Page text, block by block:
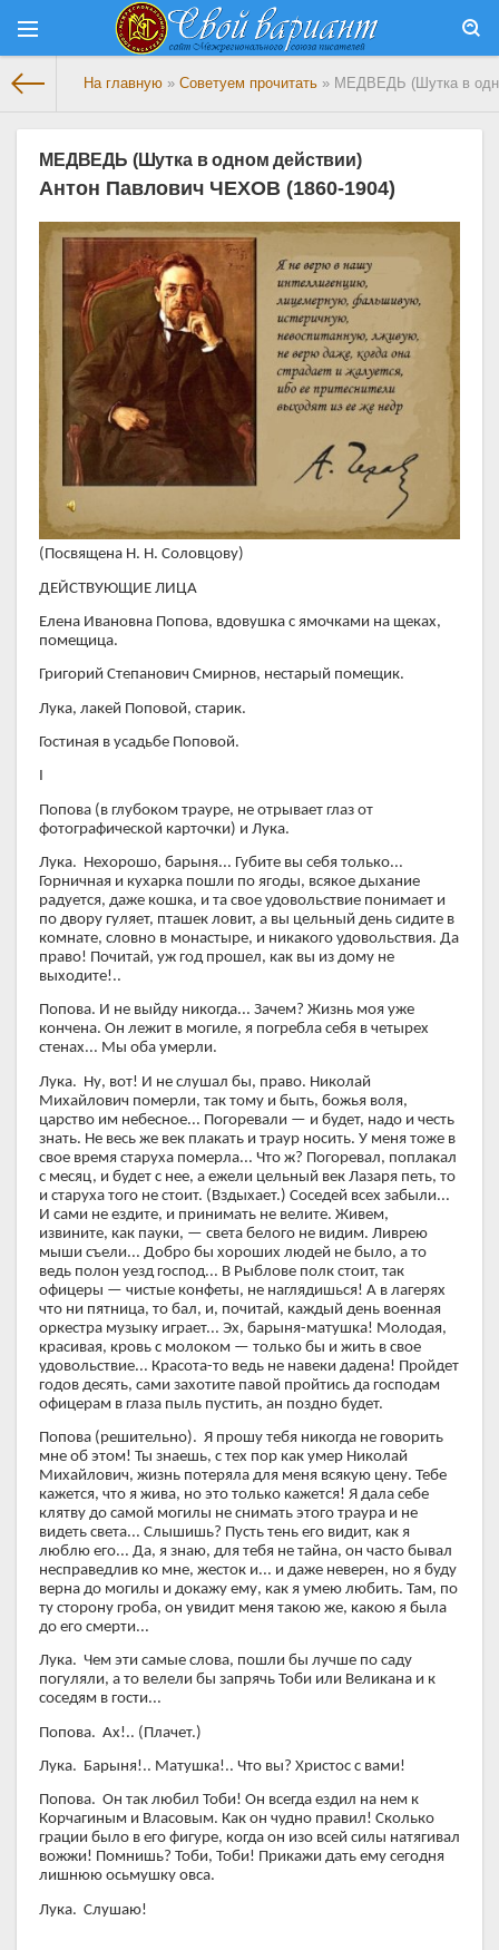
На главную » Советуем прочитать » МЕДВЕДЬ (Шутка в
МЕДВЕДЬ (Шутка в одном действии)
Антон Павлович ЧЕХОВ (1860-1904)
(Посвящена Н. Н. Соловцову)
ДЕЙСТВУЮЩИЕ ЛИЦА
Елена Ивановна Попова, вдовушка с ямочками на щеках,
помещица.
Григорий Степанович Смирнов, нестарый помещик.
Лука, лакей Поповой, старик.
Гостиная в усадьбе Поповой.
I
Попова (в глубоком трауре, не отрывает глаз от
фотографической карточки) и Лука.
Лука. Нехорошо, барыня... Губите вы себя только...
Горничная и кухарка пошли по ягоды, всякое дыхание
радуется, даже кошка, и та свое удовольствие понимает и
по двору гуляет, пташек ловит, а вы цельный день сидите в
комнате, словно в монастыре, и никакого удовольствия. Да
право! Почитай, уж год прошел, как вы из дому не
выходите!..
Попова. И не выйду никогда... Зачем? Жизнь моя уже
кончена. Он лежит в могиле, я погребла себя в четырех
стенах... Мы оба умерли.
Лука. Ну, вот! И не слушал бы, право. Николай
Михайлович померли, так тому и быть, божья воля,
царство им небесное... Погоревали — и будет, надо и честь
знать. Не весь же век плакать и траур носить. У меня тоже в
свое время старуха померла... Что ж? Погоревал, поплакал
с месяц, и будет с нее, а ежели цельный век Лазаря петь, то
и старуха того не стоит. (Вздыхает.) Соседей всех забыли...
И сами не ездите, и принимать не велите. Живем,
извините, как пауки, — света белого не видим. Ливрею
мыши съели... Добро бы хороших людей не было, а то
ведь полон уезд господ... В Рыблове полк стоит, так
офицеры — чистые конфеты, не наглядишься! А в лагерях
что ни пятница, то бал, и, почитай, каждый день военная
оркестра музыку играет... Эх, барыня-матушка! Молодая,
красивая, кровь с молоком — только бы и жить в свое
удовольствие... Красота-то ведь не навеки дадена! Пройдет
годов десять, сами захотите павой пройтись да господам
офицерам в глаза пыль пустить, ан поздно будет.
Попова (решительно). Я прошу тебя никогда не говорить
мне об этом! Ты знаешь, с тех пор как умер Николай
Михайлович, жизнь потеряла для меня всякую цену. Тебе
кажется, что я жива, но это только кажется! Я дала себе
клятву до самой могилы не снимать этого траура и не
видеть света... Слышишь? Пусть тень его видит, как я
люблю его... Да, я знаю, для тебя не тайна, он часто бывал
несправедлив ко мне, жесток и... и даже неверен, но я буду
верна до могилы и докажу ему, как я умею любить. Там, по
ту сторону гроба, он увидит меня такою же, какою я была
до его смерти...
Лука. Чем эти самые слова, пошли бы лучше по саду
погуляли, а то велели бы запрячь Тоби или Великана и к
соседям в гости...
Попова. Ах!.. (Плачет.)
Лука. Барыня!.. Матушка!.. Что вы? Христос с вами!
Попова. Он так любил Тоби! Он всегда ездил на нем к
Корчагиным и Власовым. Как он чудно правил! Сколько
грации было в его фигуре, когда он изо всей силы натягивал
вожжи! Помнишь? Тоби, Тоби! Прикажи дать ему сегодня
лишнюю осьмушку овса.
Лука. Слушаю!